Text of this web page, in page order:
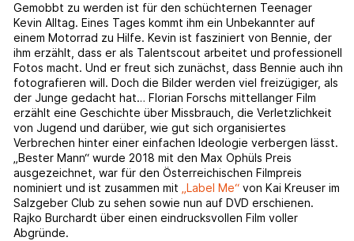
Gemobbt zu werden ist für den schüchternen Teenager
Kevin Alltag. Eines Tages kommt ihm ein Unbekannter auf
einem Motorrad zu Hilfe. Kevin ist fasziniert von Bennie, der
ihm erzählt, dass er als Talentscout arbeitet und professionell
Fotos macht. Und er freut sich zunächst, dass Bennie auch ihn
fotografieren will. Doch die Bilder werden viel freizügiger, als
der Junge gedacht hat… Florian Forschs mittellanger Film
erzählt eine Geschichte über Missbrauch, die Verletzlichkeit
von Jugend und darüber, wie gut sich organisiertes
Verbrechen hinter einer einfachen Ideologie verbergen lässt.
„Bester Mann“ wurde 2018 mit den Max Ophüls Preis
ausgezeichnet, war für den Österreichischen Filmpreis
nominiert und ist zusammen mit
„Label Me“ von Kai Kreuser im
Salzgeber Club zu sehen sowie nun auf DVD erschienen.
Rajko Burchardt über einen eindrucksvollen Film voller
Abgründe.